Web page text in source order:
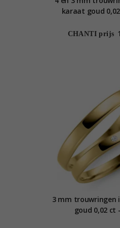
karaat goud 0,02
CHANTI prijs
3 mm trouwringen
goud 0,02 ct